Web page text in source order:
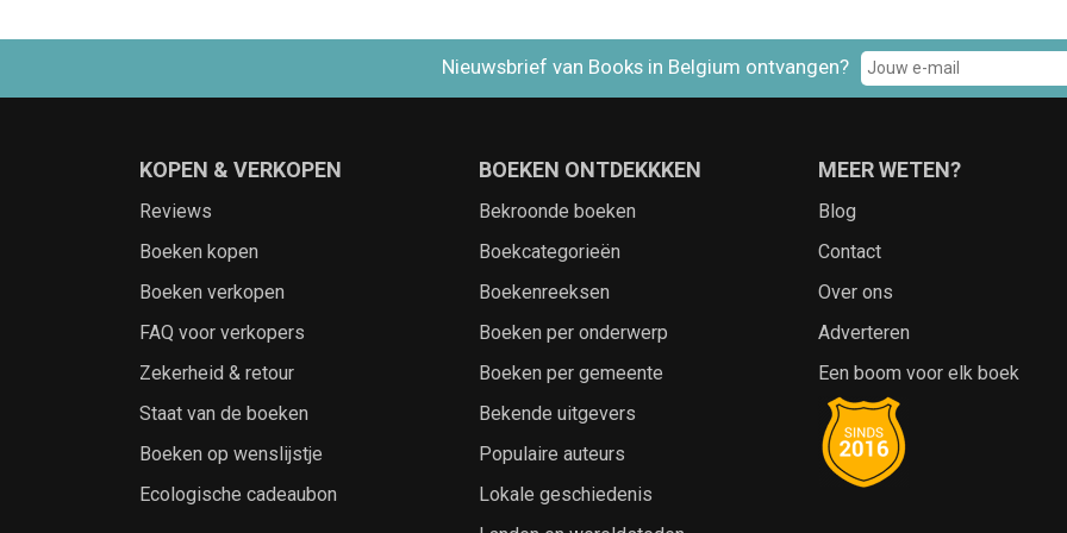
Nieuwsbrief van Books in Belgium ontvangen?
KOPEN & VERKOPEN
Reviews
Boeken kopen
Boeken verkopen
FAQ voor verkopers
Zekerheid & retour
Staat van de boeken
Boeken op wenslijstje
Ecologische cadeaubon
BOEKEN ONTDEKKKEN
Bekroonde boeken
Boekcategorieën
Boekenreeksen
Boeken per onderwerp
Boeken per gemeente
Bekende uitgevers
Populaire auteurs
Lokale geschiedenis
MEER WETEN?
Blog
Contact
Over ons
Adverteren
Een boom voor elk boek